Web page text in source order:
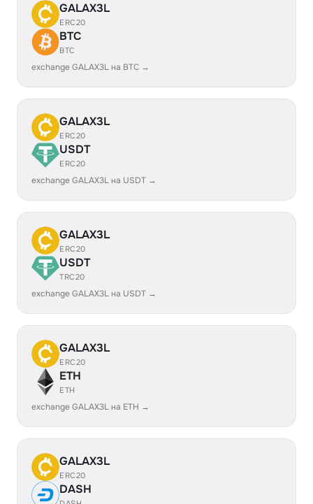
GALAX3L
ERC20
BTC
BTC
exchange GALAX3L на BTC →
GALAX3L
ERC20
USDT
ERC20
exchange GALAX3L на USDT →
GALAX3L
ERC20
USDT
TRC20
exchange GALAX3L на USDT →
GALAX3L
ERC20
ETH
ETH
exchange GALAX3L на ETH →
GALAX3L
ERC20
DASH